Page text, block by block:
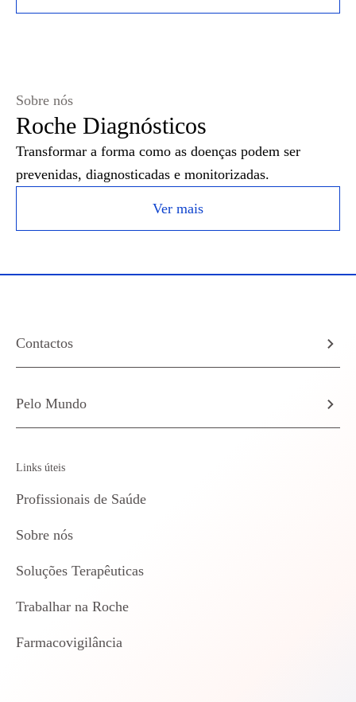
Sobre nós
Roche Diagnósticos
Transformar a forma como as doenças podem ser
prevenidas, diagnosticadas e monitorizadas.
Ver mais
Contactos
Pelo Mundo
Links úteis
Profissionais de Saúde
Sobre nós
Soluções Terapêuticas
Trabalhar na Roche
Farmacovigilância